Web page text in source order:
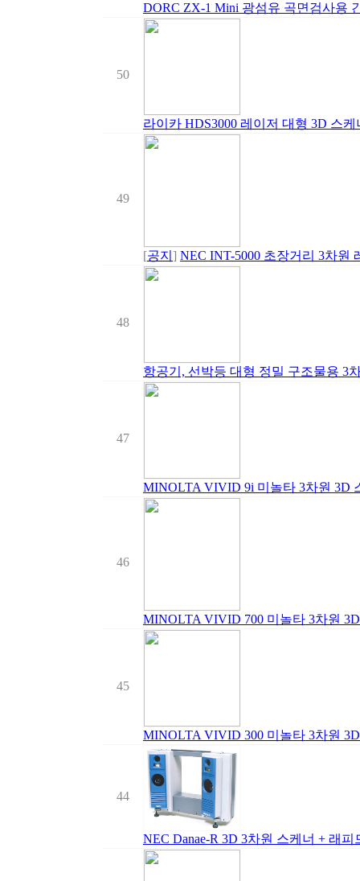
DORC ZX-1 Mini 광섬유 곡면검사용
50
라이카 HDS3000 레이저 대형 3D 스케
49
[공지 ] NEC INT-5000 초장거리 3차원
48
항공기, 선박등 대형 정밀 구조물용 3
47
MINOLTA VIVID 9i 미놀타 3차원 3D
46
MINOLTA VIVID 700 미놀타 3차원
45
MINOLTA VIVID 300 미놀타 3차원
44
NEC Danae-R 3D 3차원 스케너 + 래